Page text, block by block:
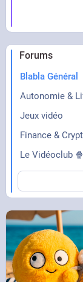
Forums
Blabla Général
Autonomie &
Jeux vidéo
Finance &
Le Vidéoclub 🍿